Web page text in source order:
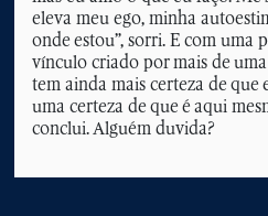
eleva meu ego, minha
onde estou”, sorri. E com uma
vínculo criado por mais de
tem ainda mais certeza de que
uma certeza de que é aqui
conclui. Alguém duvida?